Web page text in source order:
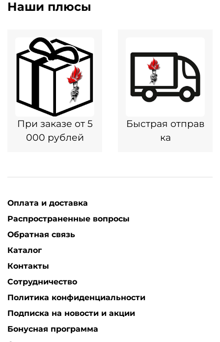
Наши плюсы
При заказе от 5
000 рублей
Быстрая отправ
ка
Оплата и доставка
Распространенные вопросы
Обратная связь
Каталог
Контакты
Сотрудничество
Политика конфиденциальности
Подписка на новости и акции
Бонусная программа